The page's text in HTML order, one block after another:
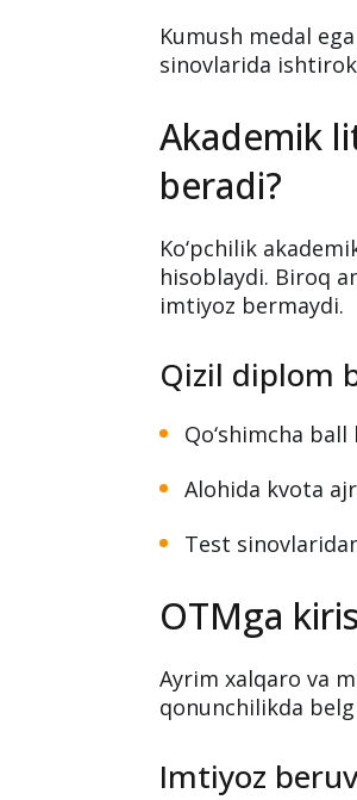
Kumush medal
sinovlarida
Akademik
beradi?
Ko‘pchilik
hisoblaydi. Biroq
imtiyoz bermaydi.
Qizil diplom
Qo‘shimcha
Alohida kvota
Test
OTMga
Ayrim xalqaro va
qonunchilikda
Imtiyoz